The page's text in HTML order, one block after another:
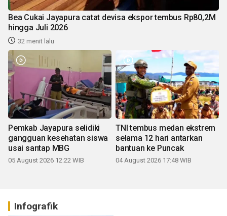
Bea Cukai Jayapura catat devisa ekspor tembus Rp80,2M
hingga Juli 2026
32 menit lalu
Pemkab Jayapura selidiki
gangguan kesehatan siswa
usai santap MBG
05 August 2026 12:22 WIB
TNI tembus medan ekstrem
selama 12 hari antarkan
bantuan ke Puncak
04 August 2026 17:48 WIB
Infografik